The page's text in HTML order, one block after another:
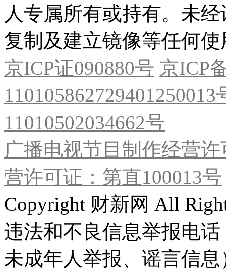
人专属所有或持有。未
复制及建立镜像等任何使
京ICP证090880号 京ICP
11010502034662号
广播电视节目制作经营
营许可证：第直100013号
Copyright 财新网 All
违法和不良信息举报电
未成年人举报、谣言信